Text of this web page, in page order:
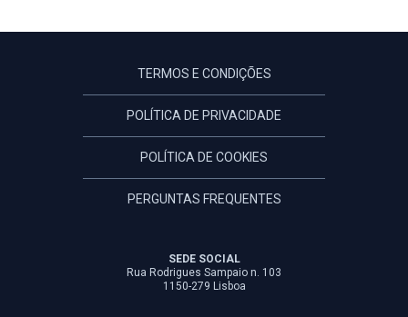
TERMOS E CONDIÇÕES
POLÍTICA DE PRIVACIDADE
POLÍTICA DE COOKIES
PERGUNTAS FREQUENTES
SEDE SOCIAL
Rua Rodrigues Sampaio n. 103
1150-279 Lisboa